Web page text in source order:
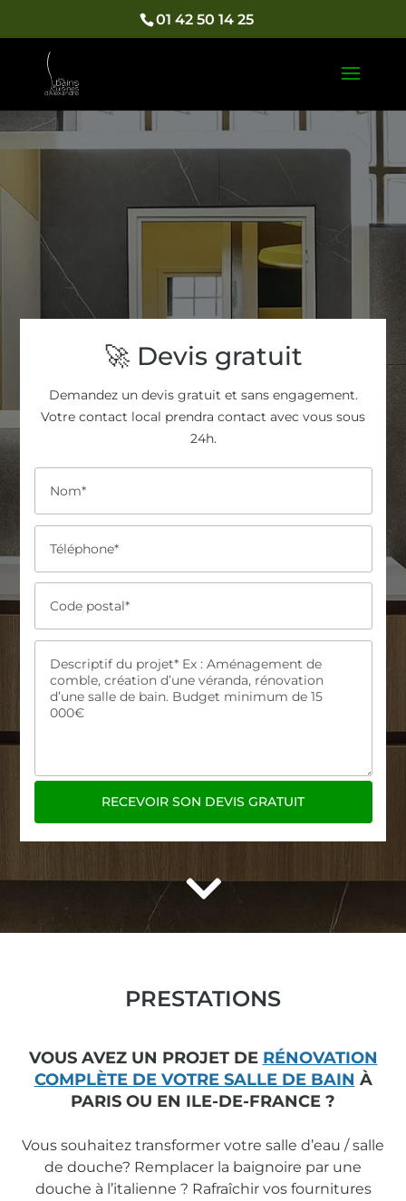
01 42 50 14 25
🚀 Devis gratuit
Demandez un devis gratuit et sans engagement.
Votre contact local prendra contact avec vous sous
24h.
RECEVOIR SON DEVIS GRATUIT

PRESTATIONS
VOUS AVEZ UN PROJET DE RÉNOVATION
COMPLÈTE DE VOTRE SALLE DE BAIN À
PARIS OU EN ILE-DE-FRANCE ?
Vous souhaitez transformer votre salle d’eau / salle
de douche? Remplacer la baignoire par une
douche à l’italienne ? Rafraîchir vos fournitures